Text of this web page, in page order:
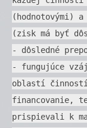
(hodnotovými)
(zisk má byť
- dôsledné
- fungujúce
oblastí
financovanie,
prispievali k